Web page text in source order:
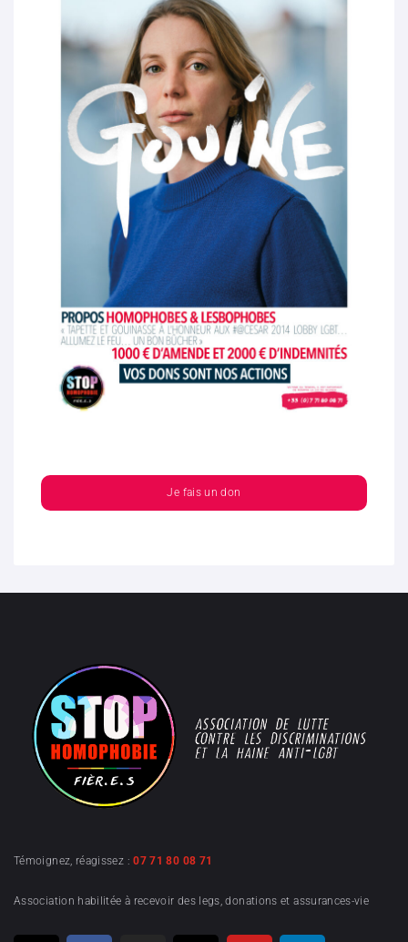
Je fais un don
Témoignez, réagissez :07 71 80 08 71
Association habilitée à recevoir des legs, donations et assurances-vie